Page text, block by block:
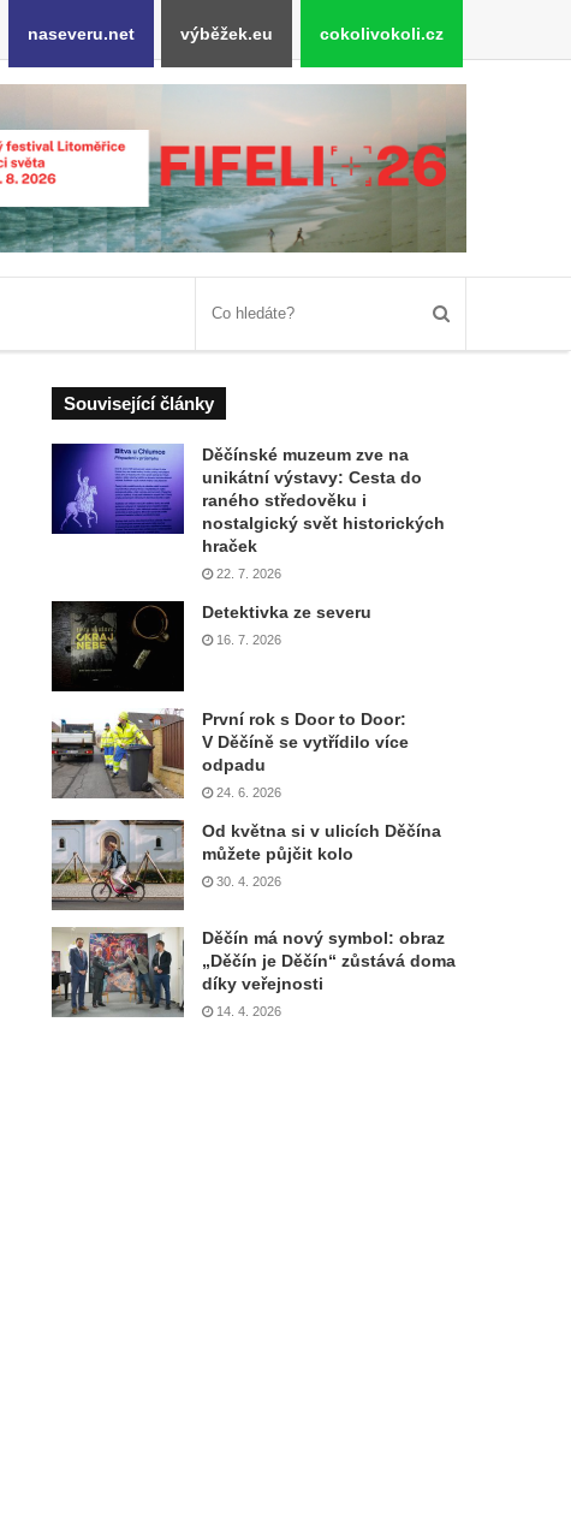
naseveru.net výběžek.eu cokolivokoli.cz
Související články
Děčínské muzeum zve na
unikátní výstavy: Cesta do
raného středověku i
nostalgický svět historických
hraček
22. 7. 2026
Detektivka ze severu
16. 7. 2026
První rok s Door to Door:
V Děčíně se vytřídilo více
odpadu
24. 6. 2026
Od května si v ulicích Děčína
můžete půjčit kolo
30. 4. 2026
Děčín má nový symbol: obraz
„Děčín je Děčín“ zůstává doma
díky veřejnosti
14. 4. 2026